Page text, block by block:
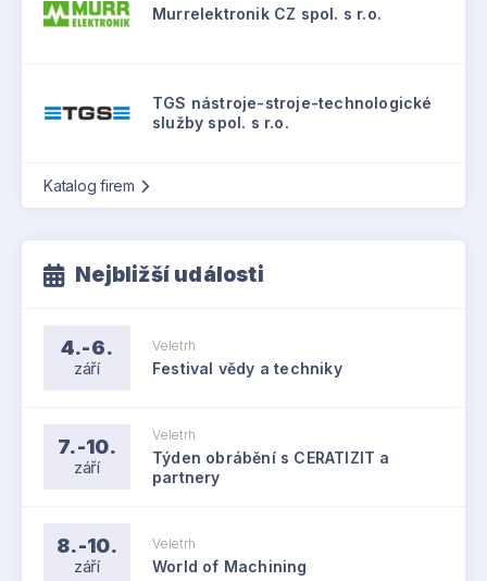
Murrelektronik CZ spol. s r.o.
TGS nástroje-stroje-technologické
služby spol. s r.o.
Katalog firem
Nejbližší události
4.-6.
září
Veletrh
Festival vědy a techniky
7.-10.
září
Veletrh
Týden obrábění s CERATIZIT a
partnery
8.-10.
září
Veletrh
World of Machining